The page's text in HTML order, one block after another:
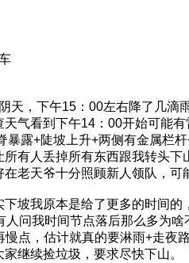
天，下午15：00左右降了几
气看到下午14：00开始可能
露+陡坡上升+两侧有金属栏
有人丢掉所有东西跟我转头
老天爷十分照顾新人领队，可
坡我原本是给了更多的时间
人问我时间节点落后那么多为
点，估计就真的要淋雨+走
继续捡垃圾，要求尽快下山。